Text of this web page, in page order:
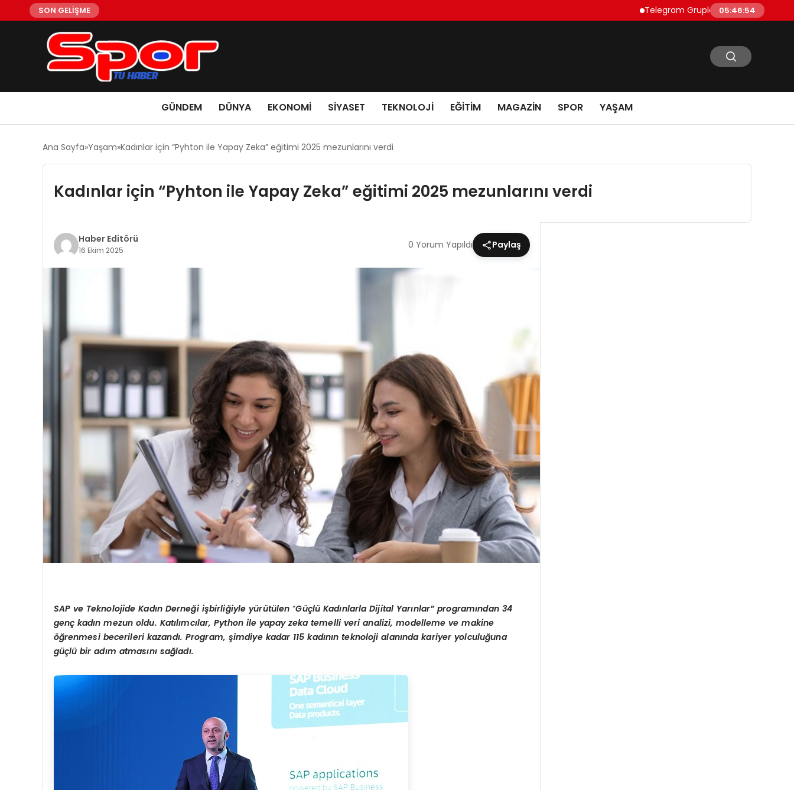
SON GELİŞME Telegram Grupları Nasıl Bulunur?:
05:46:55
GÜNDEM DÜNYA EKONOMI SIYASET TEKNOLOJI EĞITIM MAGAZIN SPOR YAŞAM
Ana Sayfa Yaşam Kadınlar için “Pyhton ile Yapay Zeka” eğitimi 2025 mezunlarını verdi
Kadınlar için “Pyhton ile Yapay Zeka” eğitimi 2025 mezunlarını verdi
Haber Editörü
16 Ekim 2025 0 Yorum Yapıldı Paylaş
SAP ve Teknolojide Kadın Derneği işbirliğiyle yürütülen“Güçlü Kadınlarla Dijital Yarınlar” programından34
genç kadın mezun oldu. Katılımcılar, Python ile yapay zeka temelli veri analizi, modelleme ve makine
öğrenmesi becerileri kazandı. Program, şimdiye kadar 115 kadının teknoloji alanında kariyer yolculuğuna
güçlü bir adım atmasını sağladı.